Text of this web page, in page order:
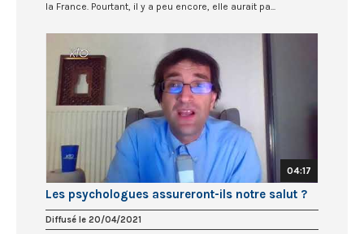
la France. Pourtant, il y a peu encore, elle aurait pa...
04:17
Les psychologues assureront-ils notre salut ?
Diffusé le 20/04/2021